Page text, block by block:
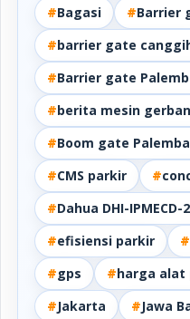
#Bagasi #Barrier
#barrier gate
#Barrier gate
#berita mesin
#Boom gate
#CMS parkir #
#Dahua DHI-IPMECD-
#efisiensi parkir #
#gps #harga alat
#Jakarta #Jawa